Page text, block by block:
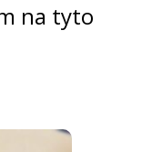
na tyto